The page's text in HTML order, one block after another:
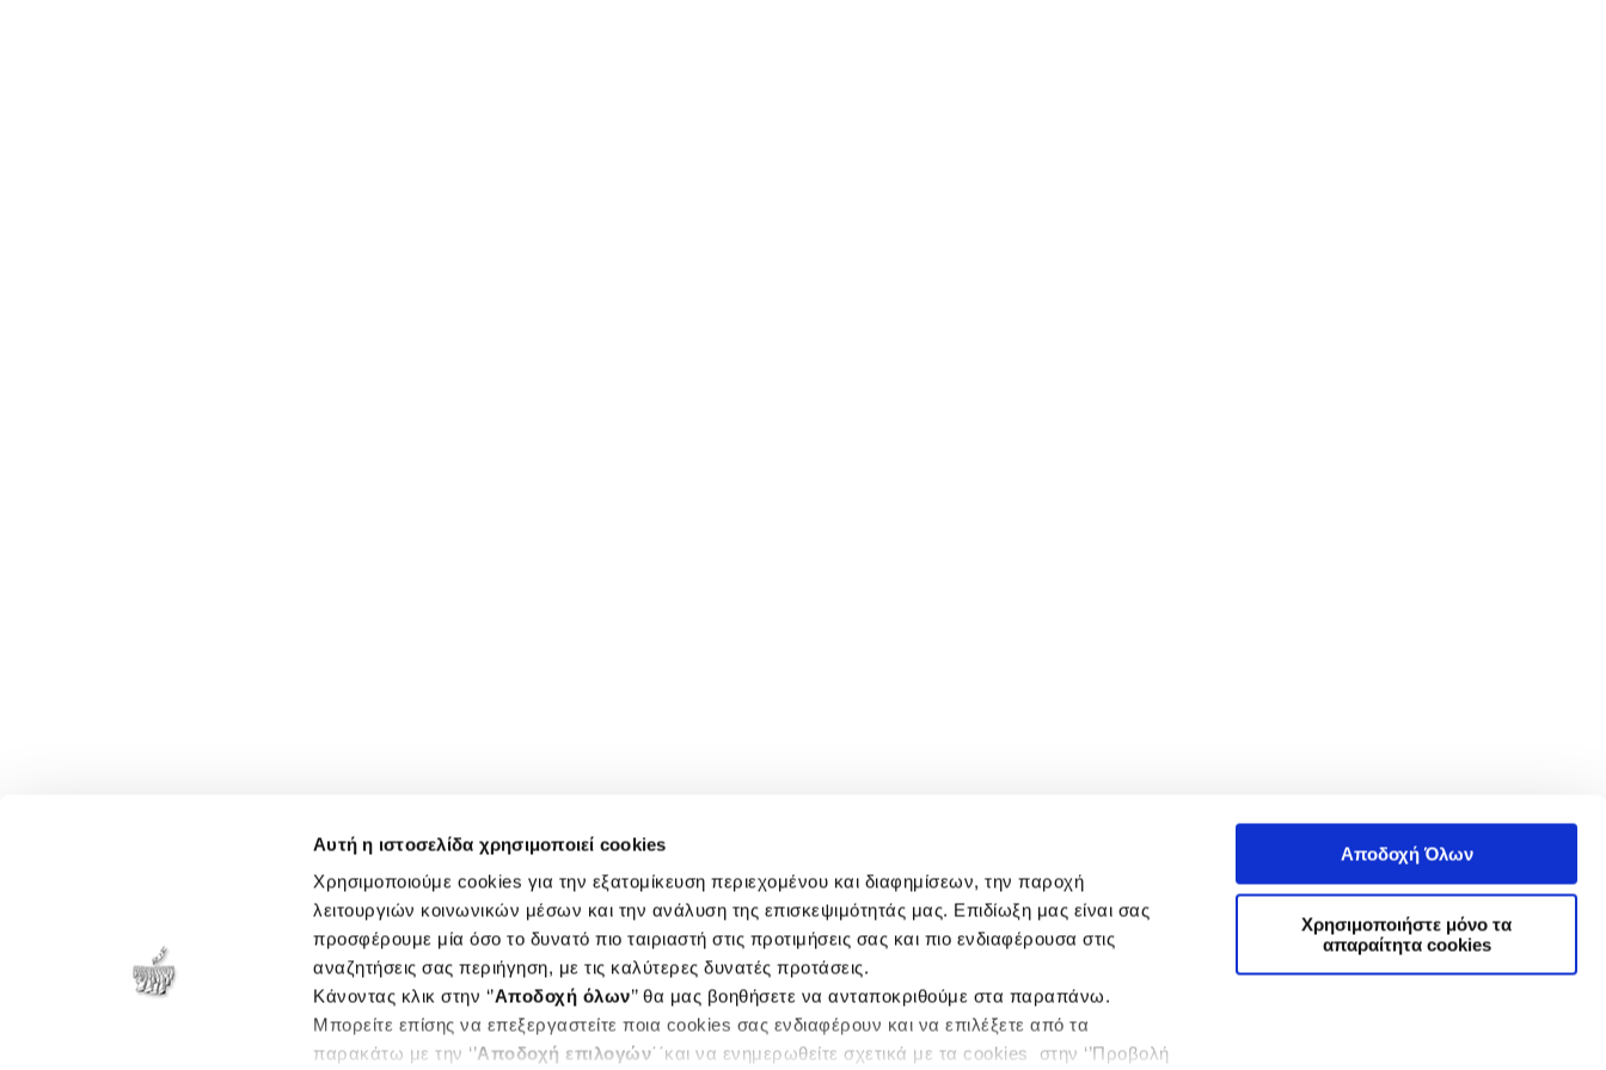
Αυτή η ιστοσελίδα χρησιμοποιεί cookies
Χρησιμοποιούμε cookies για την εξατομίκευση περιεχομένου και διαφημίσεων, την παροχή
λειτουργιών κοινωνικών μέσων και την ανάλυση της επισκεψιμότητάς μας. Επιδίωξη μας είναι σας
προσφέρουμε μία όσο το δυνατό πιο ταιριαστή στις προτιμήσεις σας και πιο ενδιαφέρουσα στις
αναζητήσεις σας περιήγηση, με τις καλύτερες δυνατές προτάσεις.
Κάνοντας κλικ στην ‘’Αποδοχή όλων’’ θα μας βοηθήσετε να ανταποκριθούμε στα παραπάνω.
Μπορείτε επίσης να επεξεργαστείτε ποια cookies σας ενδιαφέρουν και να επιλέξετε από τα
παρακάτω με την ‘’Αποδοχή επιλογών΄΄και να ενημερωθείτε σχετικά με τα cookies στην ‘’Προβολή
Αποδοχή Όλων
Χρησιμοποιήστε μόνο τα
απαραίτητα cookies